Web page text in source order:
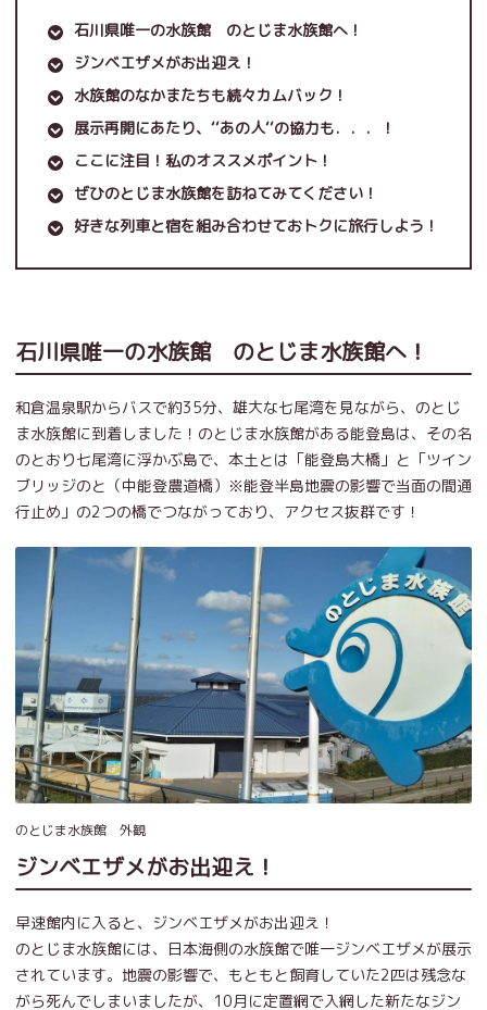
石川県唯一の水族館 のとじま水族館へ！
ジンベエザメがお出迎え！
水族館のなかまたちも続々カムバック！
展示再開にあたり、‘‘あの人‘‘の協力も．．．！
ここに注目！私のオススメポイント！
ぜひのとじま水族館を訪ねてみてください！
好きな列車と宿を組み合わせておトクに旅行しよう！
石川県唯一の水族館 のとじま水族館へ！
和倉温泉駅からバスで約35分、雄大な七尾湾を見ながら、のとじ
ま水族館に到着しました！のとじま水族館がある能登島は、その名
のとおり七尾湾に浮かぶ島で、本土とは「能登島大橋」と「ツイン
ブリッジのと（中能登農道橋）※能登半島地震の影響で当面の間通
行止め」の2つの橋でつながっており、アクセス抜群です！
のとじま水族館 外観
ジンベエザメがお出迎え！
早速館内に入ると、ジンベエザメがお出迎え！
のとじま水族館には、日本海側の水族館で唯一ジンベエザメが展示
されています。地震の影響で、もともと飼育していた2匹は残念な
がら死んでしまいましたが、10月に定置網で入網した新たなジン